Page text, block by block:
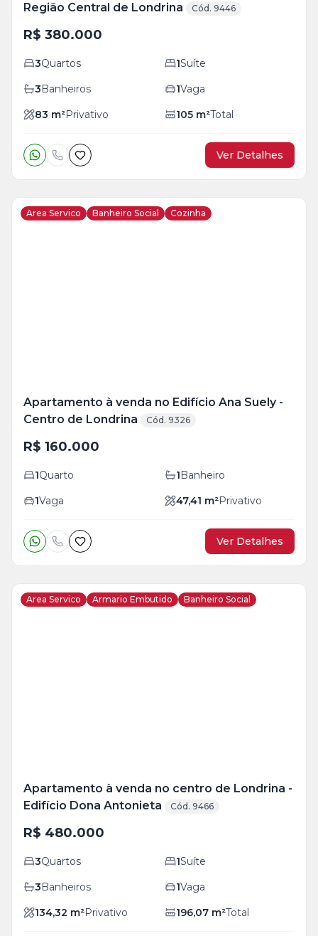
Região Central de Londrina
Cód. 9446
R$ 380.000
3Quartos 1Suíte
3Banheiros 1Vaga
83 m²Privativo 105 m²Total
Ver Detalhes
Area Servico Banheiro Social Cozinha
Apartamento à venda no Edifício Ana Suely -
Centro de Londrina
Cód. 9326
R$ 160.000
1Quarto 1Banheiro
1Vaga 47,41 m²Privativo
Ver Detalhes
Area Servico Armario Embutido Banheiro Social
Apartamento à venda no centro de Londrina -
Edifício Dona Antonieta
Cód. 9466
R$ 480.000
3Quartos 1Suíte
3Banheiros 1Vaga
134,32 m²Privativo 196,07 m²Total